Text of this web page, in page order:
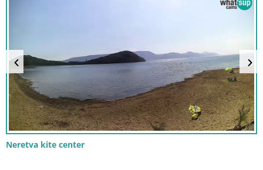
Neretva kite center